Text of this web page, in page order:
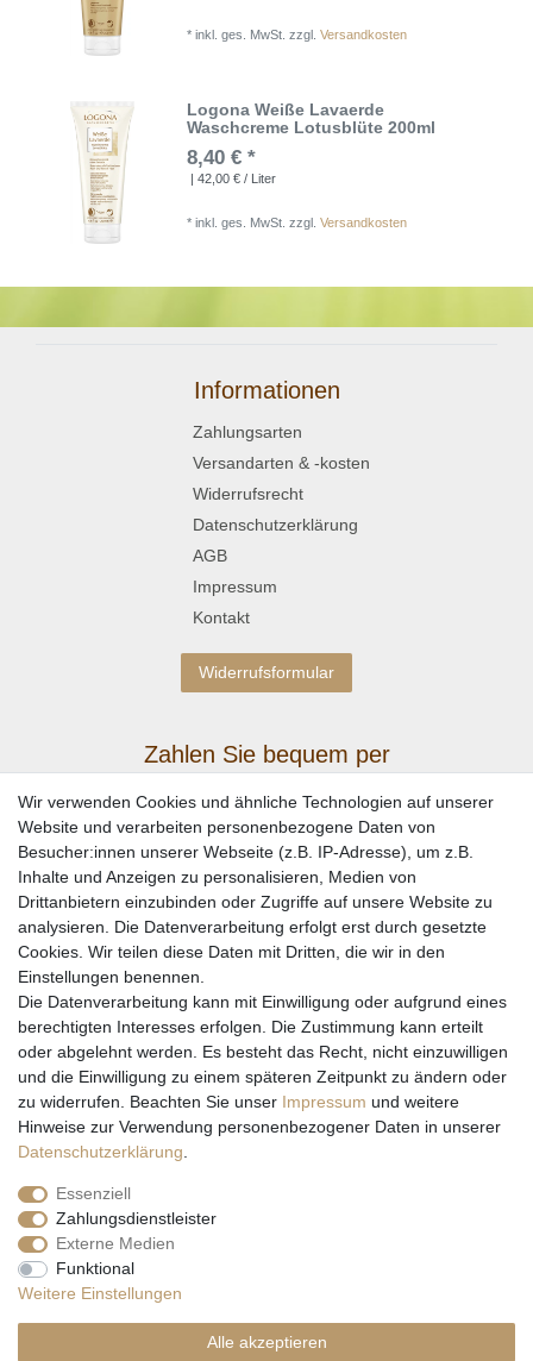
*inkl. ges. MwSt. zzgl.Versandkosten
Logona Weiße Lavaerde
Waschcreme Lotusblüte 200ml
8,40 € *
| 42,00 € / Liter
*inkl. ges. MwSt. zzgl.Versandkosten
Informationen
Zahlungsarten
Versandarten & -kosten
Widerrufsrecht
Datenschutzerklärung
AGB
Impressum
Kontakt
Widerrufsformular
Zahlen Sie bequem per
Wir versenden mit
* Alle Preise inkl. gesetzl. Mehrwertsteuer zzgl. Versandkosten und ggf.
Nachnahmegebühren, wenn nicht anders beschrieben
Länder
hier
Wir verwenden Cookies und ähnliche Technologien auf unserer
Website und verarbeiten personenbezogene Daten von
Besucher:innen unserer Webseite (z.B. IP-Adresse), um z.B.
Inhalte und Anzeigen zu personalisieren, Medien von
Drittanbietern einzubinden oder Zugriffe auf unsere Website zu
analysieren. Die Datenverarbeitung erfolgt erst durch gesetzte
Cookies. Wir teilen diese Daten mit Dritten, die wir in den
Einstellungen benennen.
Die Datenverarbeitung kann mit Einwilligung oder aufgrund eines
berechtigten Interesses erfolgen. Die Zustimmung kann erteilt
oder abgelehnt werden. Es besteht das Recht, nicht einzuwilligen
und die Einwilligung zu einem späteren Zeitpunkt zu ändern oder
zu widerrufen. Beachten Sie unser Impressum und weitere
Hinweise zur Verwendung personenbezogener Daten in unserer
Daten­schutz­erklärung
Essenziell
Zahlungsdienstleister
Externe Medien
Funktional
Weitere Einstellungen
Alle akzeptieren